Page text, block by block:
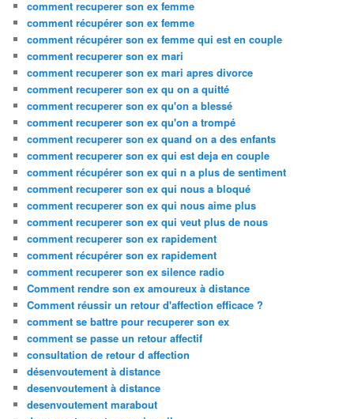
comment recuperer son ex femme
comment récupérer son ex femme
comment récupérer son ex femme qui est en couple
comment recuperer son ex mari
comment recuperer son ex mari apres divorce
comment recuperer son ex qu on a quitté
comment recuperer son ex qu'on a blessé
comment recuperer son ex qu'on a trompé
comment recuperer son ex quand on a des enfants
comment recuperer son ex qui est deja en couple
comment récupérer son ex qui n a plus de sentiment
comment recuperer son ex qui nous a bloqué
comment recuperer son ex qui nous aime plus
comment recuperer son ex qui veut plus de nous
comment recuperer son ex rapidement
comment récupérer son ex rapidement
comment recuperer son ex silence radio
Comment rendre son ex amoureux à distance
Comment réussir un retour d'affection efficace ?
comment se battre pour recuperer son ex
comment se passe un retour affectif
consultation de retour d affection
désenvoutement à distance
desenvoutement à distance
desenvoutement marabout